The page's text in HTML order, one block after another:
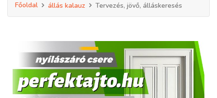
Főoldal állás kalauz Tervezés, jövő, álláskeresés